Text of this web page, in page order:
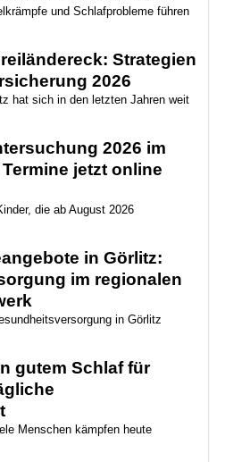
und Schlafprobleme führen
Strategien
2026
hat sich in den letzten Jahren weit
2026 im
jetzt online
die ab August 2026
in Görlitz:
im regionalen
in Görlitz
gutem Schlaf für
Menschen kämpfen heute